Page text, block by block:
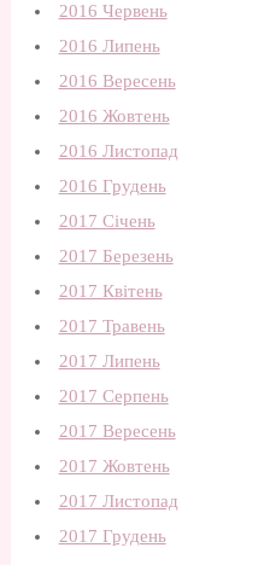
2016 Червень
2016 Липень
2016 Вересень
2016 Жовтень
2016 Листопад
2016 Грудень
2017 Січень
2017 Березень
2017 Квітень
2017 Травень
2017 Липень
2017 Серпень
2017 Вересень
2017 Жовтень
2017 Листопад
2017 Грудень